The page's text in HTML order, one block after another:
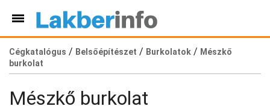
Cégkatalógus / Belsőépítészet / Burkolatok / Mészkő
burkolat
Mészkő burkolat